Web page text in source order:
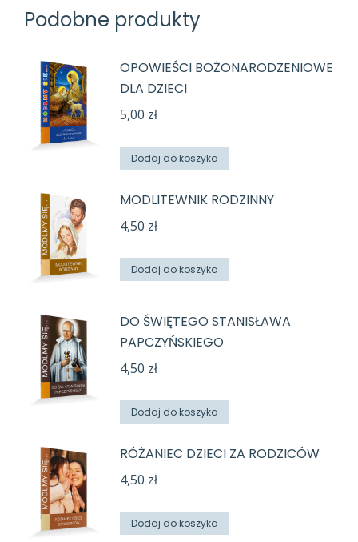
Podobne produkty
OPOWIEŚCI BOŻONARODZENIOWE
DLA DZIECI
5,00 zł
Dodaj do koszyka
MODLITEWNIK RODZINNY
4,50 zł
Dodaj do koszyka
DO ŚWIĘTEGO STANISŁAWA
PAPCZYŃSKIEGO
4,50 zł
Dodaj do koszyka
RÓŻANIEC DZIECI ZA RODZICÓW
4,50 zł
Dodaj do koszyka